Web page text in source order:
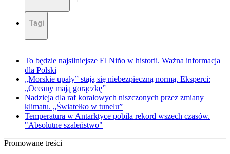
Tagi
To będzie najsilniejsze El Niño w historii. Ważna informacja
dla Polski
„Morskie upały” stają się niebezpieczną normą. Eksperci:
„Oceany mają gorączkę”
Nadzieja dla raf koralowych niszczonych przez zmiany
klimatu. „Światełko w tunelu”
Temperatura w Antarktyce pobiła rekord wszech czasów.
"Absolutne szaleństwo"
Promowane treści